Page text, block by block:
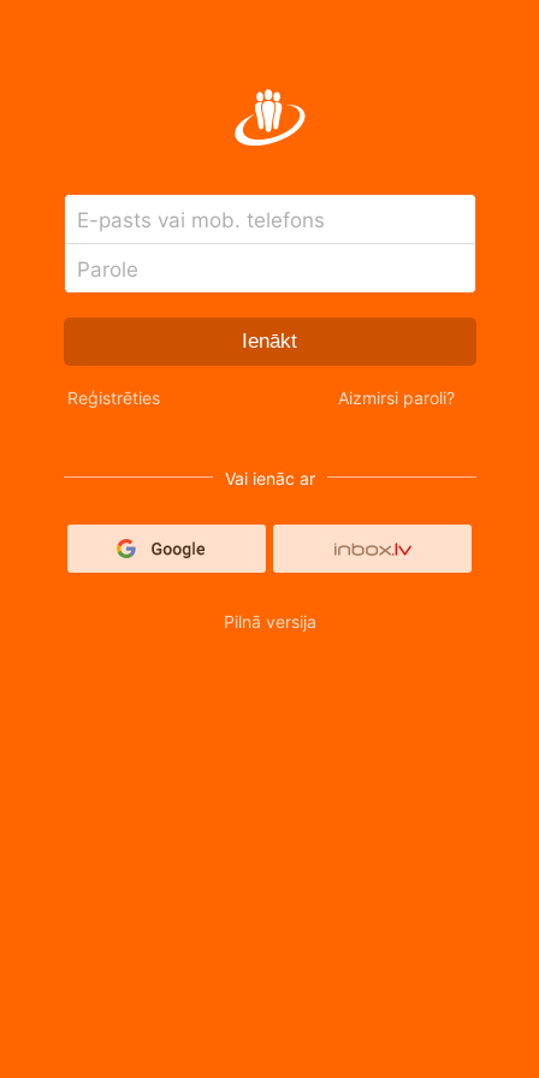
E-pasts vai mob. telefons
Parole
Ienākt
Reģistrēties Aizmirsi paroli?
Vai ienāc ar
Pilnā versija